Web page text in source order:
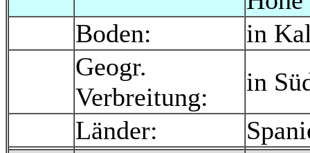
Boden:
in
Geogr.
Verbreitung:
in
Länder: